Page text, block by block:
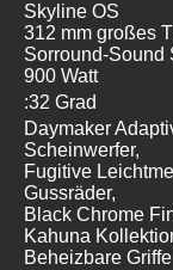
Skyline OS
312 mm großes
Sorround-Sound
900 Watt
:32 Grad
Daymaker
Scheinwerfer,
Fugitive
Gussräder,
Black Chrome
Kahuna
Beheizbare Griffe